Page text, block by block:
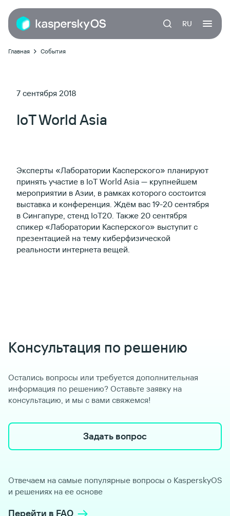
RU
Главная События
7 сентября 2018
IoT World Asia
Эксперты «Лаборатории Касперского» планируют
принять участие в IoT World Asia — крупнейшем
мероприятии в Азии, в рамках которого состоится
выставка и конференция. Ждём вас 19-20 сентября
в Сингапуре, стенд IoT20. Также 20 сентября
спикер «Лаборатории Касперского» выступит с
презентацией на тему киберфизической
реальности интернета вещей.
Консультация по решению
Остались вопросы или требуется дополнительная
информация по решению? Оставьте заявку на
консультацию, и мы с вами свяжемся!
Задать вопрос
Отвечаем на самые популярные вопросы о KasperskyOS
и решениях на ее основе
Перейти в FAQ